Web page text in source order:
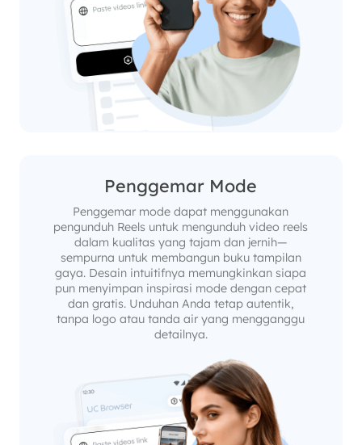
Penggemar Mode
Penggemar mode dapat menggunakan
pengunduh Reels untuk mengunduh video reels
dalam kualitas yang tajam dan jernih—
sempurna untuk membangun buku tampilan
gaya. Desain intuitifnya memungkinkan siapa
pun menyimpan inspirasi mode dengan cepat
dan gratis. Unduhan Anda tetap autentik,
tanpa logo atau tanda air yang mengganggu
detailnya.